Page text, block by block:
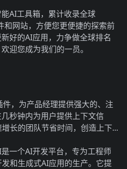
AI工具箱，累计收录全球
和网站，方便您更便捷的探索前
好的AI应用，力争做全球排名
迎您成为我们的一员。
，为产品经理提供强大的、注
秒钟内为用户提供上下文信
长的团队节省时间，创造上下...
一个AI开发平台，专为工程师
和生成式AI应用的生产。它提